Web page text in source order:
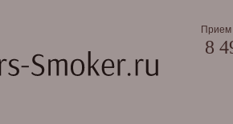
Прием
8